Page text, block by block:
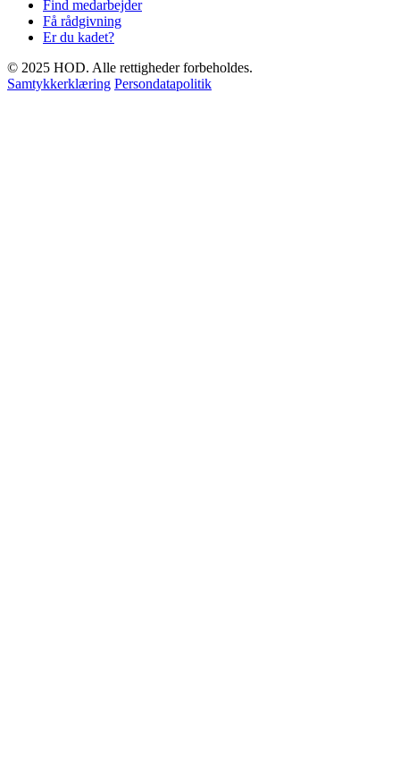
Find medarbejder
Få rådgivning
Er du kadet?
© 2025 HOD. Alle rettigheder forbeholdes.
Samtykkerklæring Persondatapolitik